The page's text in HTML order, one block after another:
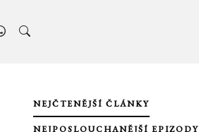
NEJČTENĚJŠÍ ČLÁNKY
NEJPOSLOUCHANĚJŠÍ EPIZODY